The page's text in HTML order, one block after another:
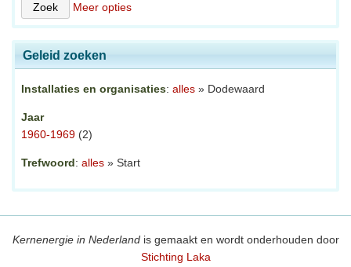
Meer opties
Geleid zoeken
Installaties en organisaties: alles » Dodewaard
Jaar
1960-1969 (2)
Trefwoord: alles » Start
Kernenergie in Nederlandis gemaakt en wordt onderhouden door
Stichting Laka